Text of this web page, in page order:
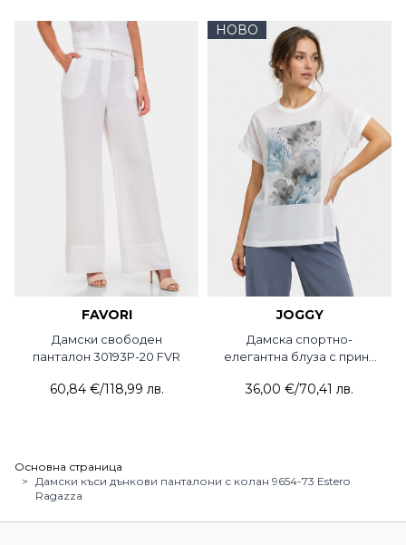
FAVORI
Дамски свободен
панталон 30193P-20 FVR
60,84 €/118,99 лв.
НОВО
JOGGY
Дамска спортно-
елегантна блуза с принт
36,00 €/70,41 лв.
Основна страница
> Дамски къси дънкови панталони с колан 9654-73 Estero
Ragazza